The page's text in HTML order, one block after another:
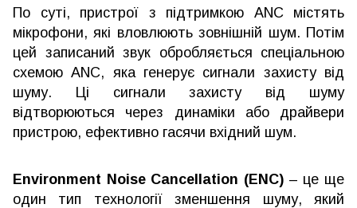
По суті, пристрої з підтримкою ANC містять
мікрофони, які вловлюють зовнішній шум. Потім
цей записаний звук обробляється спеціальною
схемою ANC, яка генерує сигнали захисту від
шуму. Ці сигнали захисту від шуму
відтворюються через динаміки або драйвери
пристрою, ефективно гасячи вхідний шум.
Environment Noise Cancellation (ENC) – це ще
один тип технології зменшення шуму, який